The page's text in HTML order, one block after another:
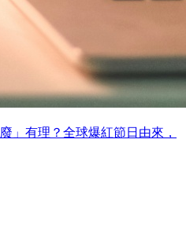
」有理？全球爆紅節日由來，